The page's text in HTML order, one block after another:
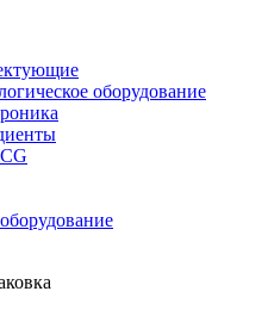
оборудование